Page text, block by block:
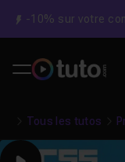
-10% sur votre
Tous les tutos